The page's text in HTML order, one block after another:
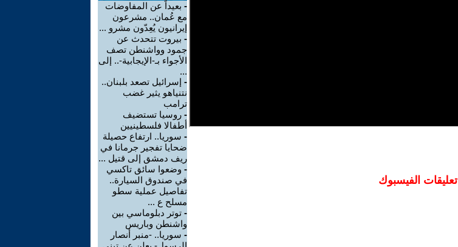
تعليقات الفيسبوك
- بعيداً عن المفاوضات
مع عُمان.. مشرعون
إيرانيون يُعِدّون مشرو ...
- بيروت تتحدث عن
جمود وواشنطن تصف
الأجواء بـ-الإيجابية-.. إلى
...
- إسرائيل تصعد بلبنان..
نتنياهو يثير غضب
ترامب
- روسيا تستضيف
أطفالا فلسطينيين
- سوريا.. ارتفاع حصيلة
ضحايا تفجير جرمانا في
ريف دمشق إلى قتيل ...
- وضعوا سائق تاكسي
في صندوق السيارة..
تفاصيل عملية سطو
مسلح ع ...
- توتر دبلوماسي بين
واشنطن وباريس
- سوريا.. -منبر أنصار